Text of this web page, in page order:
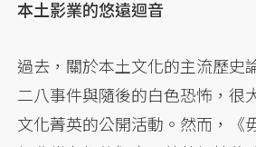
本土影業的悠遠迴音
過去，關於本土文化的主流歷史
二八事件與隨後的白色恐怖，很
文化菁英的公開活動。然而，《